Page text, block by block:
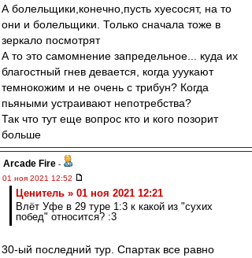
А болельщики,конечно,пусть хуесосят, на то
они и болельщики. Только сначала тоже в
зеркало посмотрят
А то это самомнение запредельное... куда их
благостный гнев девается, когда ууукают
темнокожим и не очень с трибун? Когда
пьяными устраивают непотребства?
Так что тут еще вопрос кто и кого позорит
больше
Arcade Fire -
01 ноя 2021 12:52
Ценитель » 01 ноя 2021 12:21
Влёт Уфе в 29 туре 1:3 к какой из "сухих
побед" относится? :3
30-ый последний тур. Спартак все равно